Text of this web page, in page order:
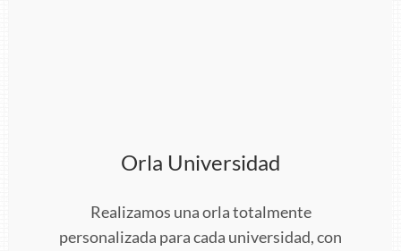
Orla Universidad
Realizamos una orla totalmente
personalizada para cada universidad, con